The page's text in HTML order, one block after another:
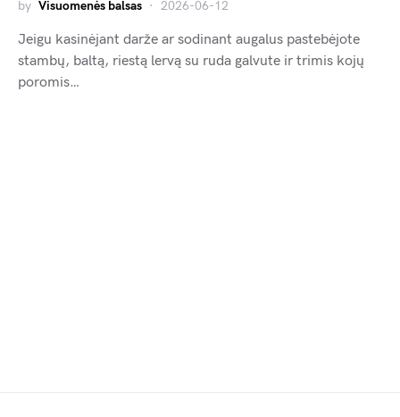
by Visuomenės balsas 2026-06-12
Jeigu kasinėjant darže ar sodinant augalus pastebėjote
stambų, baltą, riestą lervą su ruda galvute ir trimis kojų
poromis…